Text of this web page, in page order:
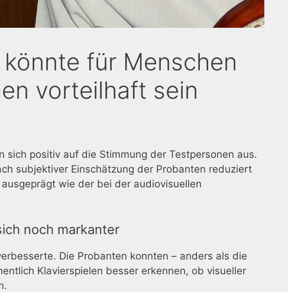
für Menschen
vorteilhaft sein
positiv auf die Stimmung der Testpersonen aus.
subjektiver Einschätzung der Probanten reduziert
wie der bei der audiovisuellen
noch markanter
Die Probanten konnten – anders als die
Klavierspielen besser erkennen, ob visueller